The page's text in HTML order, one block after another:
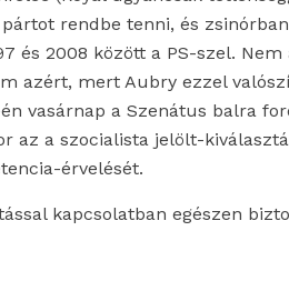
rendbe tenni, és
és 2008 között a PS-szel.
azért, mert Aubry ezzel
vasárnap a Szenátus balra
az a szocialista jelölt-
érvelését.
kapcsolatban egészen